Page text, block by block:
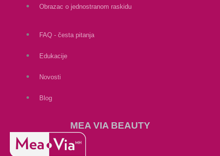
Obrazac o jednostranom raskidu
FAQ - česta pitanja
Edukacije
Novosti
Blog
MEA VIA BEAUTY